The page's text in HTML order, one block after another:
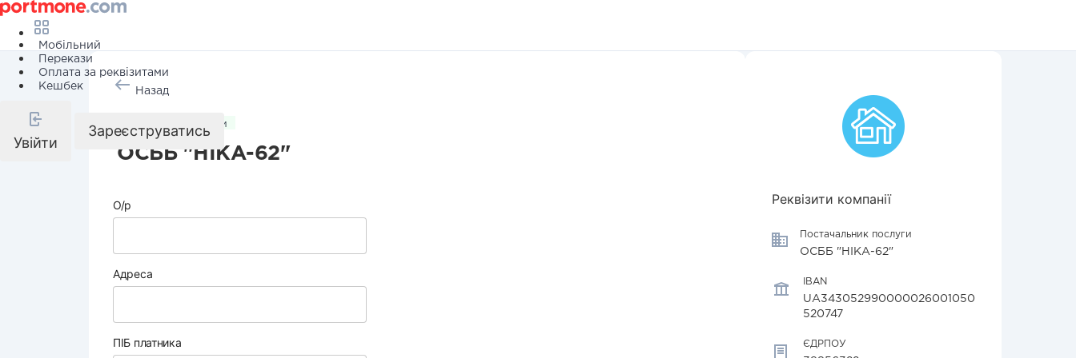
Мобільний
Перекази
Оплата за реквізитами
Кешбек
Увійти
Зареєструватись
Назад
Комунальні послуги
ОСББ "НІКА-62"
О/р
Адреса
ПІБ платника
Реквізити компанії
Постачальник послуги
ОСББ "НІКА-62"
IBAN
UA343052990000026001050
520747
ЄДРПОУ